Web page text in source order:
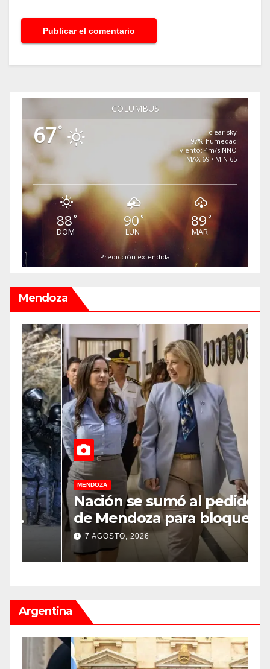
COLUMBUS
67°
clear sky
97% humedad
viento: 4m/s NNO
MAX 69 • MIN 65
88°
DOM
90°
LUN
89°
MAR
Predicción extendida
Mendoza
MENDOZA
Nación se sumó al pedido
de Mendoza para bloquear
los celulares en las cárceles
de la provincia
7 AGOSTO, 2026
Argentina